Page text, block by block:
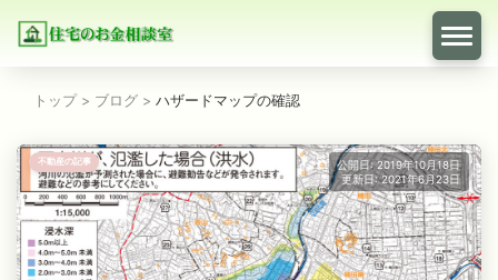
トップ> ブログ > ハザードマップの確認
不動産の記事
公開日: 2019年10月18日
更新日: 2021年6月23日